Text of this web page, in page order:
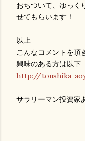
おちついて、ゆっく
せてもらいます！
以上
こんなコメントを頂
興味のある方は以下
http://toushika-
サラリーマン投資家